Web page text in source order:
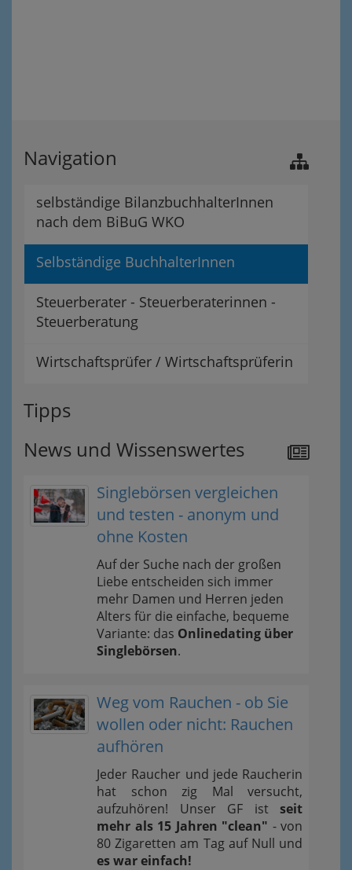
Navigation
selbständige BilanzbuchhalterInnen
nach dem BiBuG WKO
Selbständige BuchhalterInnen
Steuerberater - Steuerberaterinnen -
Steuerberatung
Wirtschaftsprüfer / Wirtschaftsprüferin
Tipps
News und Wissenswertes
Singlebörsen vergleichen
und testen - anonym und
ohne Kosten
Auf der Suche nach der großen
Liebe entscheiden sich immer
mehr Damen und Herren jeden
Alters für die einfache, bequeme
Variante: das Onlinedating über
Singlebörsen.
Weg vom Rauchen - ob Sie
wollen oder nicht: Rauchen
aufhören
Jeder Raucher und jede Raucherin
hat schon zig Mal versucht,
aufzuhören! Unser GF ist seit
mehr als 15 Jahren "clean" - von
80 Zigaretten am Tag auf Null und
es war einfach!